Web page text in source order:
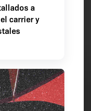
a
carrier y